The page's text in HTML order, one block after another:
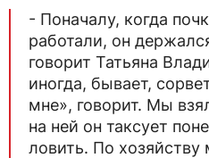
- Поначалу, когда
работали, он
говорит Татьяна
иногда, бывает,
мне», говорит. Мы
на ней он таксует
ловить. По хозяйству